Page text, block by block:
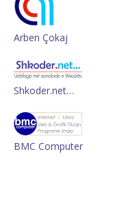
Arben Çokaj
Shkoder.net…
BMC Computer